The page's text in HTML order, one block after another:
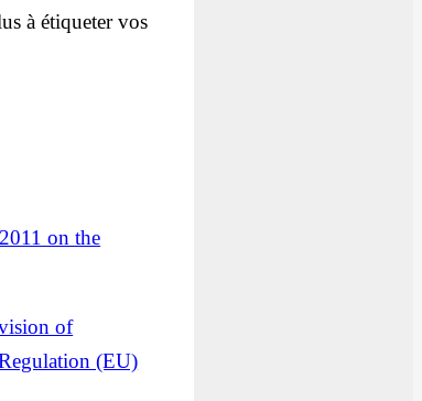
à étiqueter vos
on the
of
(EU)